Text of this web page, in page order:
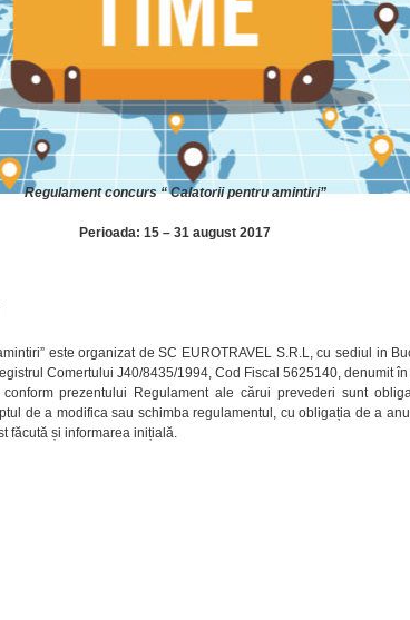
Regulament concurs “ Calatorii pentru amintiri”
Perioada: 15 – 31 august 2017
este organizat de SC EUROTRAVEL S.R.L, cu sediul in
Comertului J40/8435/1994, Cod Fiscal 5625140, denumit
prezentului Regulament ale cărui prevederi sunt
de a modifica sau schimba regulamentul, cu obligația de a
făcută și informarea inițială.